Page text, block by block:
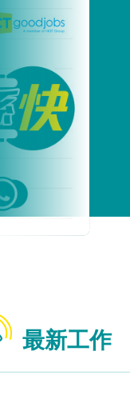
最新工作